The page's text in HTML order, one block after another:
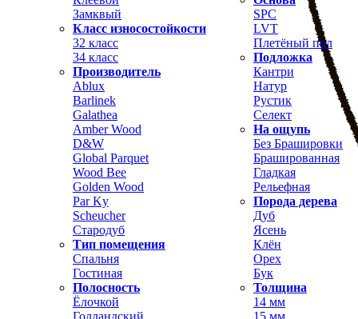
Замквый
Класс износостойкости
32 класс
34 класс
SPC
LVT
Плетёный пол
Подложка
Производитель
Ablux
Barlinek
Galathea
Amber Wood
D&W
Global Parquet
Wood Bee
Golden Wood
Par Ky
Scheucher
Стародуб
Тип помещения
Спальня
Гостиная
Полосность
Ёлочкой
Голландский
Кантри
Натур
Рустик
Селект
На ощупь
Без Брашировки
Брашированная
Гладкая
Рельефная
Порода дерева
Дуб
Ясень
Клён
Орех
Бук
Толщина
14 мм
15 мм